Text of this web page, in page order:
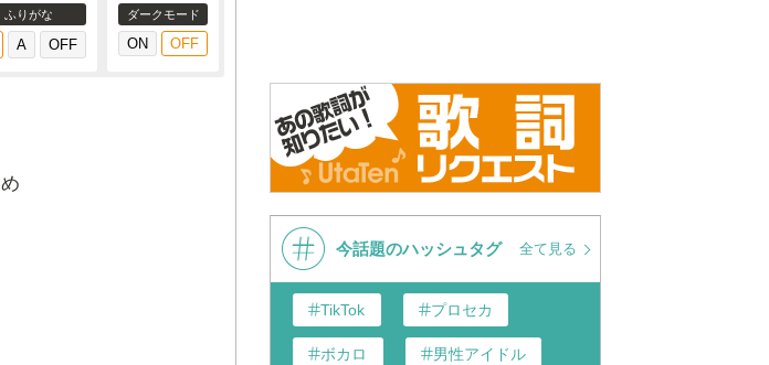
ふりがな ダークモード
め
今話題のハッシュタグ 全て見る
TikTok プロセカ
ボカロ 男性アイドル